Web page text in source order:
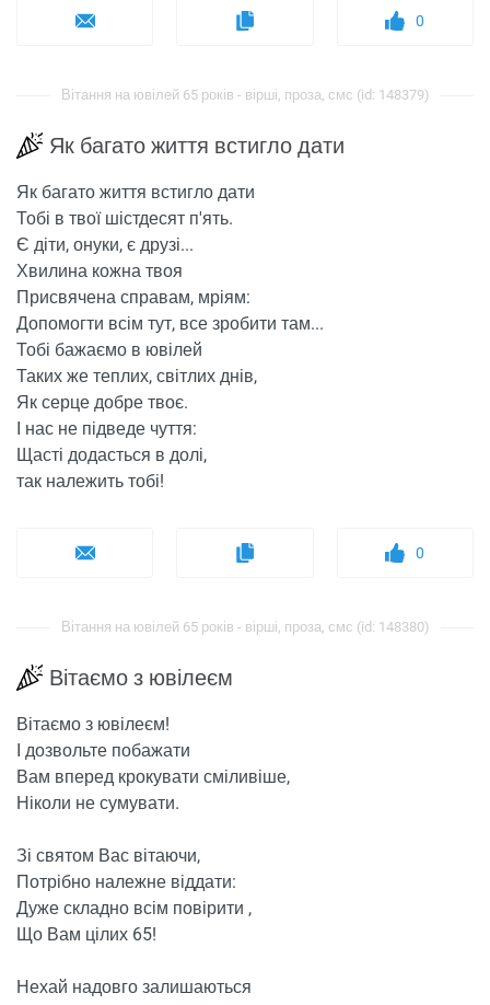
0
Вітання на ювілей 65 років - вірші, проза, смс (id: 148379)
Як багато життя встигло дати
Як багато життя встигло дати
Тобі в твої шістдесят п'ять.
Є діти, онуки, є друзі...
Хвилина кожна твоя
Присвячена справам, мріям:
Допомогти всім тут, все зробити там...
Тобі бажаємо в ювілей
Таких же теплих, світлих днів,
Як серце добре твоє.
І нас не підведе чуття:
Щасті додасться в долі,
так належить тобі!
0
Вітання на ювілей 65 років - вірші, проза, смс (id: 148380)
Вітаємо з ювілеєм
Вітаємо з ювілеєм!
І дозвольте побажати
Вам вперед крокувати сміливіше,
Ніколи не сумувати.
Зі святом Вас вітаючи,
Потрібно належне віддати:
Дуже складно всім повірити ,
Що Вам цілих 65!
Нехай надовго залишаються